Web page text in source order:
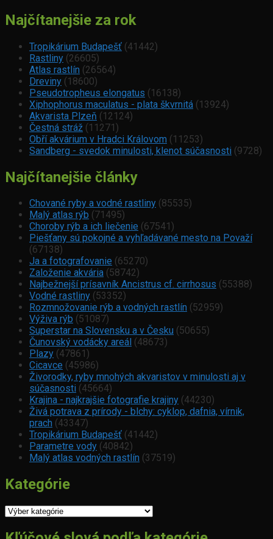
Najčítanejšie za rok
Tropikárium Budapešť (41442)
Rastliny (26605)
Atlas rastlín (26564)
Dreviny (18600)
Pseudotropheus elongatus (16138)
Xiphophorus maculatus - plata škvrnitá (13924)
Akvarista Plzeň (12124)
Čestná stráž (11271)
Obří akvárium v Hradci Královom (11253)
Sandberg - svedok minulosti, klenot súčasnosti (9728)
Najčítanejšie články
Chované ryby a vodné rastliny (85535)
Malý atlas rýb (71495)
Choroby rýb a ich liečenie (67541)
Piešťany sú pokojné a vyhľadávané mesto na Považí
(67138)
Ja a fotografovanie (65270)
Založenie akvária (58742)
Najbežnejší prísavník Ancistrus cf. cirrhosus (55388)
Vodné rastliny (53352)
Rozmnožovanie rýb a vodných rastlín (52959)
Výživa rýb (51087)
Superstar na Slovensku a v Česku (50655)
Čunovský vodácky areál (48673)
Plazy (47861)
Cicavce (45986)
Živorodky, ryby mnohých akvaristov v minulosti aj v
súčasnosti (45664)
Krajina - najkrajšie fotografie krajiny (44230)
Živá potrava z prírody - blchy: cyklop, dafnia, vírnik,
prach (43347)
Tropikárium Budapešť (41442)
Parametre vody (40842)
Malý atlas vodných rastlín (37519)
Kategórie
Kategórie